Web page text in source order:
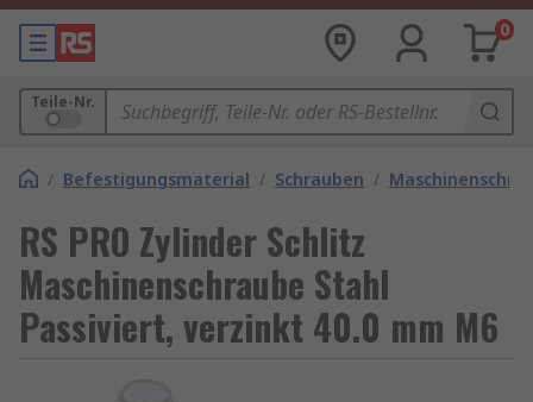
0
Teile-Nr.
/ Befestigungsmaterial / Schrauben /
RS PRO Zylinder Schlitz
Maschinenschraube Stahl
Passiviert, verzinkt 40.0 mm M6